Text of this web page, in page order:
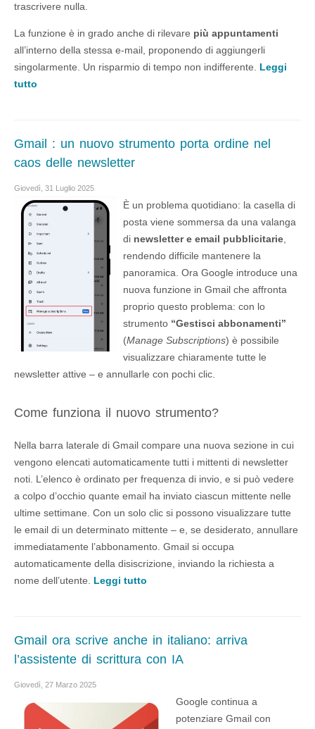
trascrivere nulla.
La funzione è in grado anche di rilevare più appuntamenti
all’interno della stessa e-mail, proponendo di aggiungerli
singolarmente. Un risparmio di tempo non indifferente. Leggi
tutto
Gmail : un nuovo strumento porta ordine nel
caos delle newsletter
Giovedì, 31 Luglio 2025
È un problema quotidiano: la casella di
posta viene sommersa da una valanga
di newsletter e email pubblicitarie
rendendo difficile mantenere la
panoramica. Ora Google introduce una
nuova funzione in Gmail che affronta
proprio questo problema: con lo
strumento “Gestisci abbonamenti”
(Manage Subscriptions) è possibile
visualizzare chiaramente tutte le
newsletter attive – e annullarle con pochi clic.
Come funziona il nuovo strumento?
Nella barra laterale di Gmail compare una nuova sezione in cui
vengono elencati automaticamente tutti i mittenti di newsletter
noti. L’elenco è ordinato per frequenza di invio, e si può vedere
a colpo d’occhio quante email ha inviato ciascun mittente nelle
ultime settimane. Con un solo clic si possono visualizzare tutte
le email di un determinato mittente – e, se desiderato, annullare
immediatamente l’abbonamento. Gmail si occupa
automaticamente della disiscrizione, inviando la richiesta a
nome dell’utente. Leggi tutto
Gmail ora scrive anche in italiano: arriva
l’assistente di scrittura con IA
Giovedì, 27 Marzo 2025
Google continua a
potenziare Gmail con